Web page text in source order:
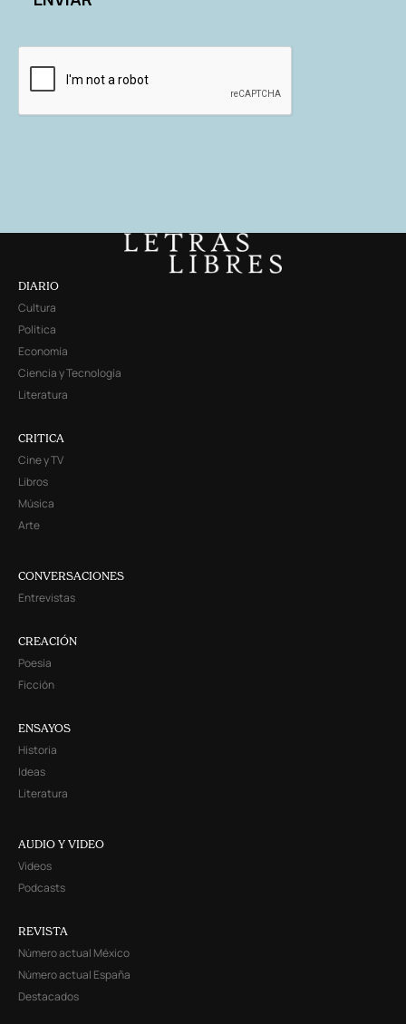
DIARIO
Cultura
Política
Economía
Ciencia y Tecnología
Literatura
CRITICA
Cine y TV
Libros
Música
Arte
CONVERSACIONES
Entrevistas
CREACIÓN
Poesía
Ficción
ENSAYOS
Historia
Ideas
Literatura
AUDIO Y VIDEO
Videos
Podcasts
REVISTA
Número actual México
Número actual España
Destacados